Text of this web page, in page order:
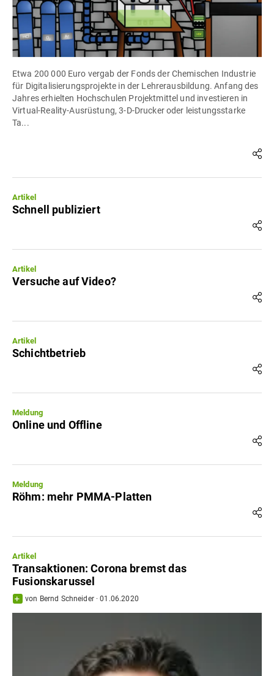
Etwa 200 000 Euro vergab der Fonds der Chemischen Industrie
für Digitalisierungsprojekte in der Lehrerausbildung. Anfang des
Jahres erhielten Hochschulen Projektmittel und investieren in
Virtual-Reality-Ausrüstung, 3-D-Drucker oder leistungsstarke
Ta...
Artikel
Schnell publiziert
Artikel
Versuche auf Video?
Artikel
Schichtbetrieb
Meldung
Online und Offline
Meldung
Röhm: mehr PMMA-Platten
Artikel
Transaktionen: Corona bremst das
Fusionskarussel
von Bernd Schneider·01.06.2020